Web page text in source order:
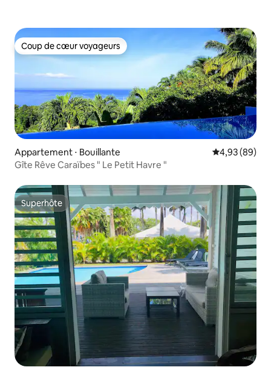
Coup de cœur voyageurs
Coup de cœur voyageurs
Appartement ⋅ Bouillante Évaluation
4,93 (89)
Gîte Rêve Caraïbes " Le Petit Havre "
Superhôte
Superhôte